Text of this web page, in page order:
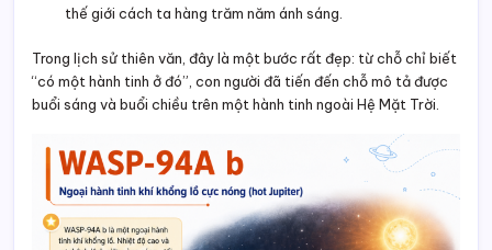
thế giới cách ta hàng trăm năm ánh sáng.
Trong lịch sử thiên văn, đây là một bước rất đẹp: từ chỗ chỉ biết
“có một hành tinh ở đó”, con người đã tiến đến chỗ mô tả được
buổi sáng và buổi chiều trên một hành tinh ngoài Hệ Mặt Trời.